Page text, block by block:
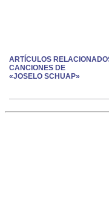
ARTÍCULOS
CANCIONES DE
«JOSELO SCHUAP»